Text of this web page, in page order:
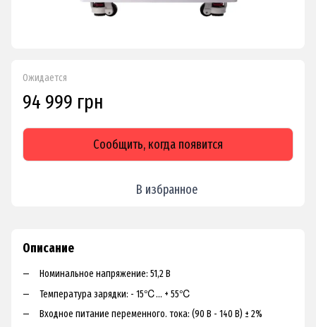
Ожидается
94 999 грн
Сообщить, когда появится
В избранное
Описание
Номинальное напряжение: 51,2 В
Температура зарядки: - 15℃... + 55℃
Входное питание переменного. тока: (90 В - 140 В) ± 2%